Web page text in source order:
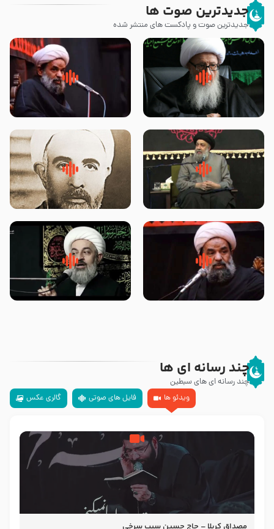
جدیدترین صوت ها
جدیدترین صوت و پادکست های منتشر شده
زوّار اربعین امام حسین (علیه
السلام) با این اشتیاق به زیارت
روضه جانسوز پاره های جگر امام
حسن مجتبی علیه السلام-حجت
لقب حضرت رقیه سلام الله علیها به
چه معناست – حجت الاسلام علوی
روضه‌ی مجلس یزید ملعون و
اسارت اهل‌بیت علیهم‌السلام –
محدث زاده
سلام جوانی که امام حسین علیه
السلام خودش جوابش را دادند
زیارتی که اسباب رزق زیاد و عمر
طولانی است حجت السلام حسین
چند رسانه ای ها
چند رسانه ای های سبطین
ویدئو ها
فایل های صوتی گالری عکس
مصداق کربلا – حاج حسین سیب سرخی